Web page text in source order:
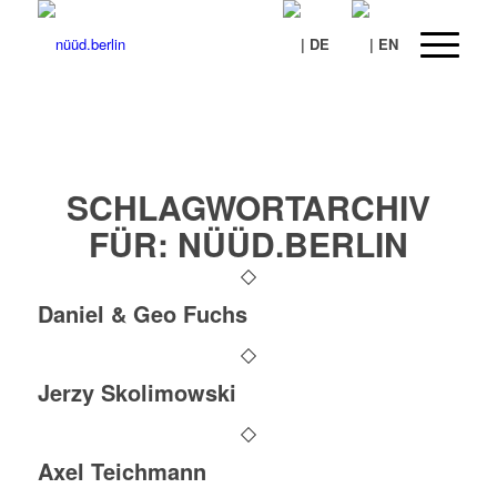
SCHLAGWORTARCHIV
FÜR: NÜÜD.BERLIN
Daniel & Geo Fuchs
Jerzy Skolimowski
Axel Teichmann